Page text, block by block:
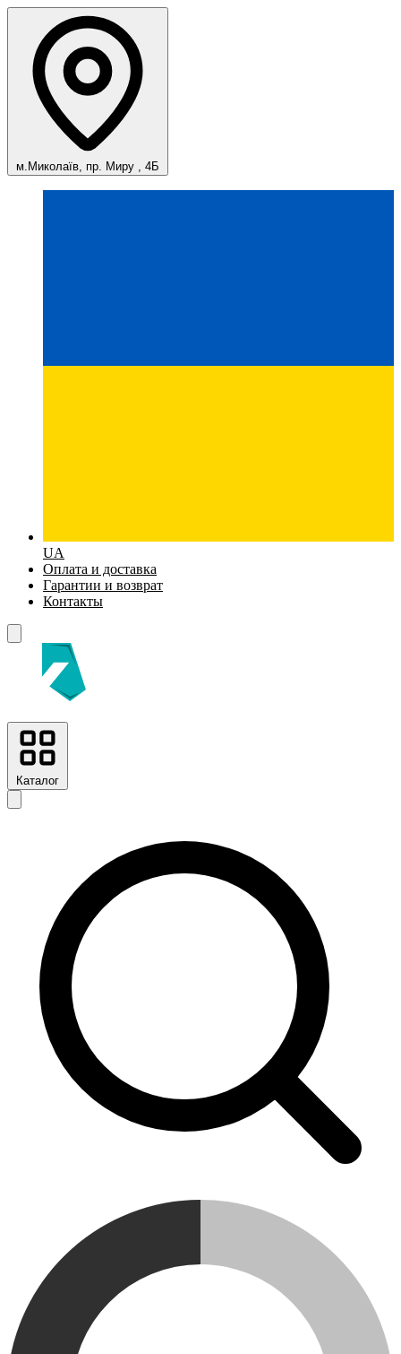
м.Миколаїв, пр. Миру , 4Б
UA
Оплата и доставка
Гарантии и возврат
Контакты
Каталог